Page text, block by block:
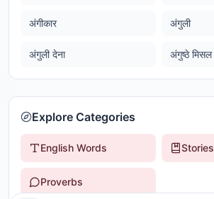
अंगीकार अंगुली
अंगुली देना अंगुष्ठे मिसल
Explore Categories
English Words Stories
Proverbs